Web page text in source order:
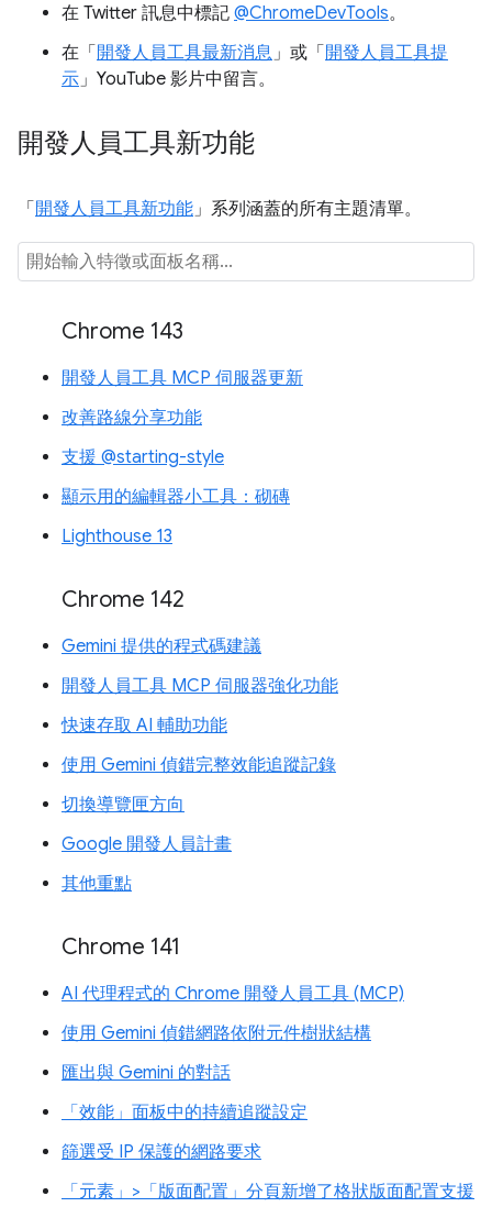
在 Twitter 訊息中標記 @ChromeDevTools。
在「開發人員工具最新消息 」或「開發人員工具提
示 」YouTube 影片中留言。
開發人員工具新功能
「開發人員工具新功能 」系列涵蓋的所有主題清單。
Chrome 143
開發人員工具 MCP 伺服器更新
改善路線分享功能
支援 @starting-style
顯示用的編輯器小工具：砌磚
Lighthouse 13
Chrome 142
Gemini 提供的程式碼建議
開發人員工具 MCP 伺服器強化功能
快速存取 AI 輔助功能
使用 Gemini 偵錯完整效能追蹤記錄
切換導覽匣方向
Google 開發人員計畫
其他重點
Chrome 141
AI 代理程式的 Chrome 開發人員工具 (MCP)
使用 Gemini 偵錯網路依附元件樹狀結構
匯出與 Gemini 的對話
「效能」面板中的持續追蹤設定
篩選受 IP 保護的網路要求
「元素」>「版面配置」分頁新增了格狀版面配置支援